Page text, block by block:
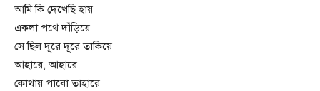
আমি কি দেখেছি হায়
একলা পথে দাঁড়িয়ে
সে ছিল দূরে দূরে তাকিয়ে
আহারে, আহারে
কোথায় পাবো তাহারে